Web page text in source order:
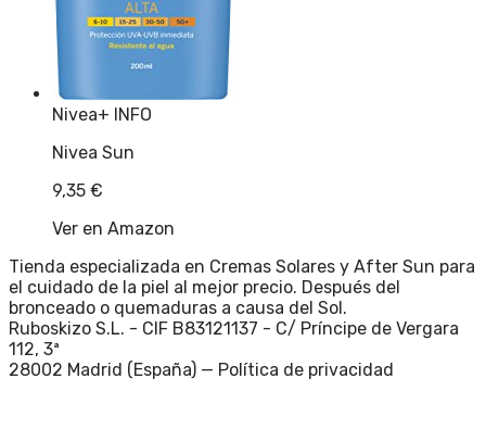
Nivea+ INFO
Nivea Sun
9,35 €
Ver en Amazon
Tienda especializada en Cremas Solares y After Sun para
el cuidado de la piel al mejor precio. Después del
bronceado o quemaduras a causa del Sol.
Ruboskizo S.L. - CIF B83121137 - C/ Príncipe de Vergara
112, 3ª
28002 Madrid (España) — Política de privacidad